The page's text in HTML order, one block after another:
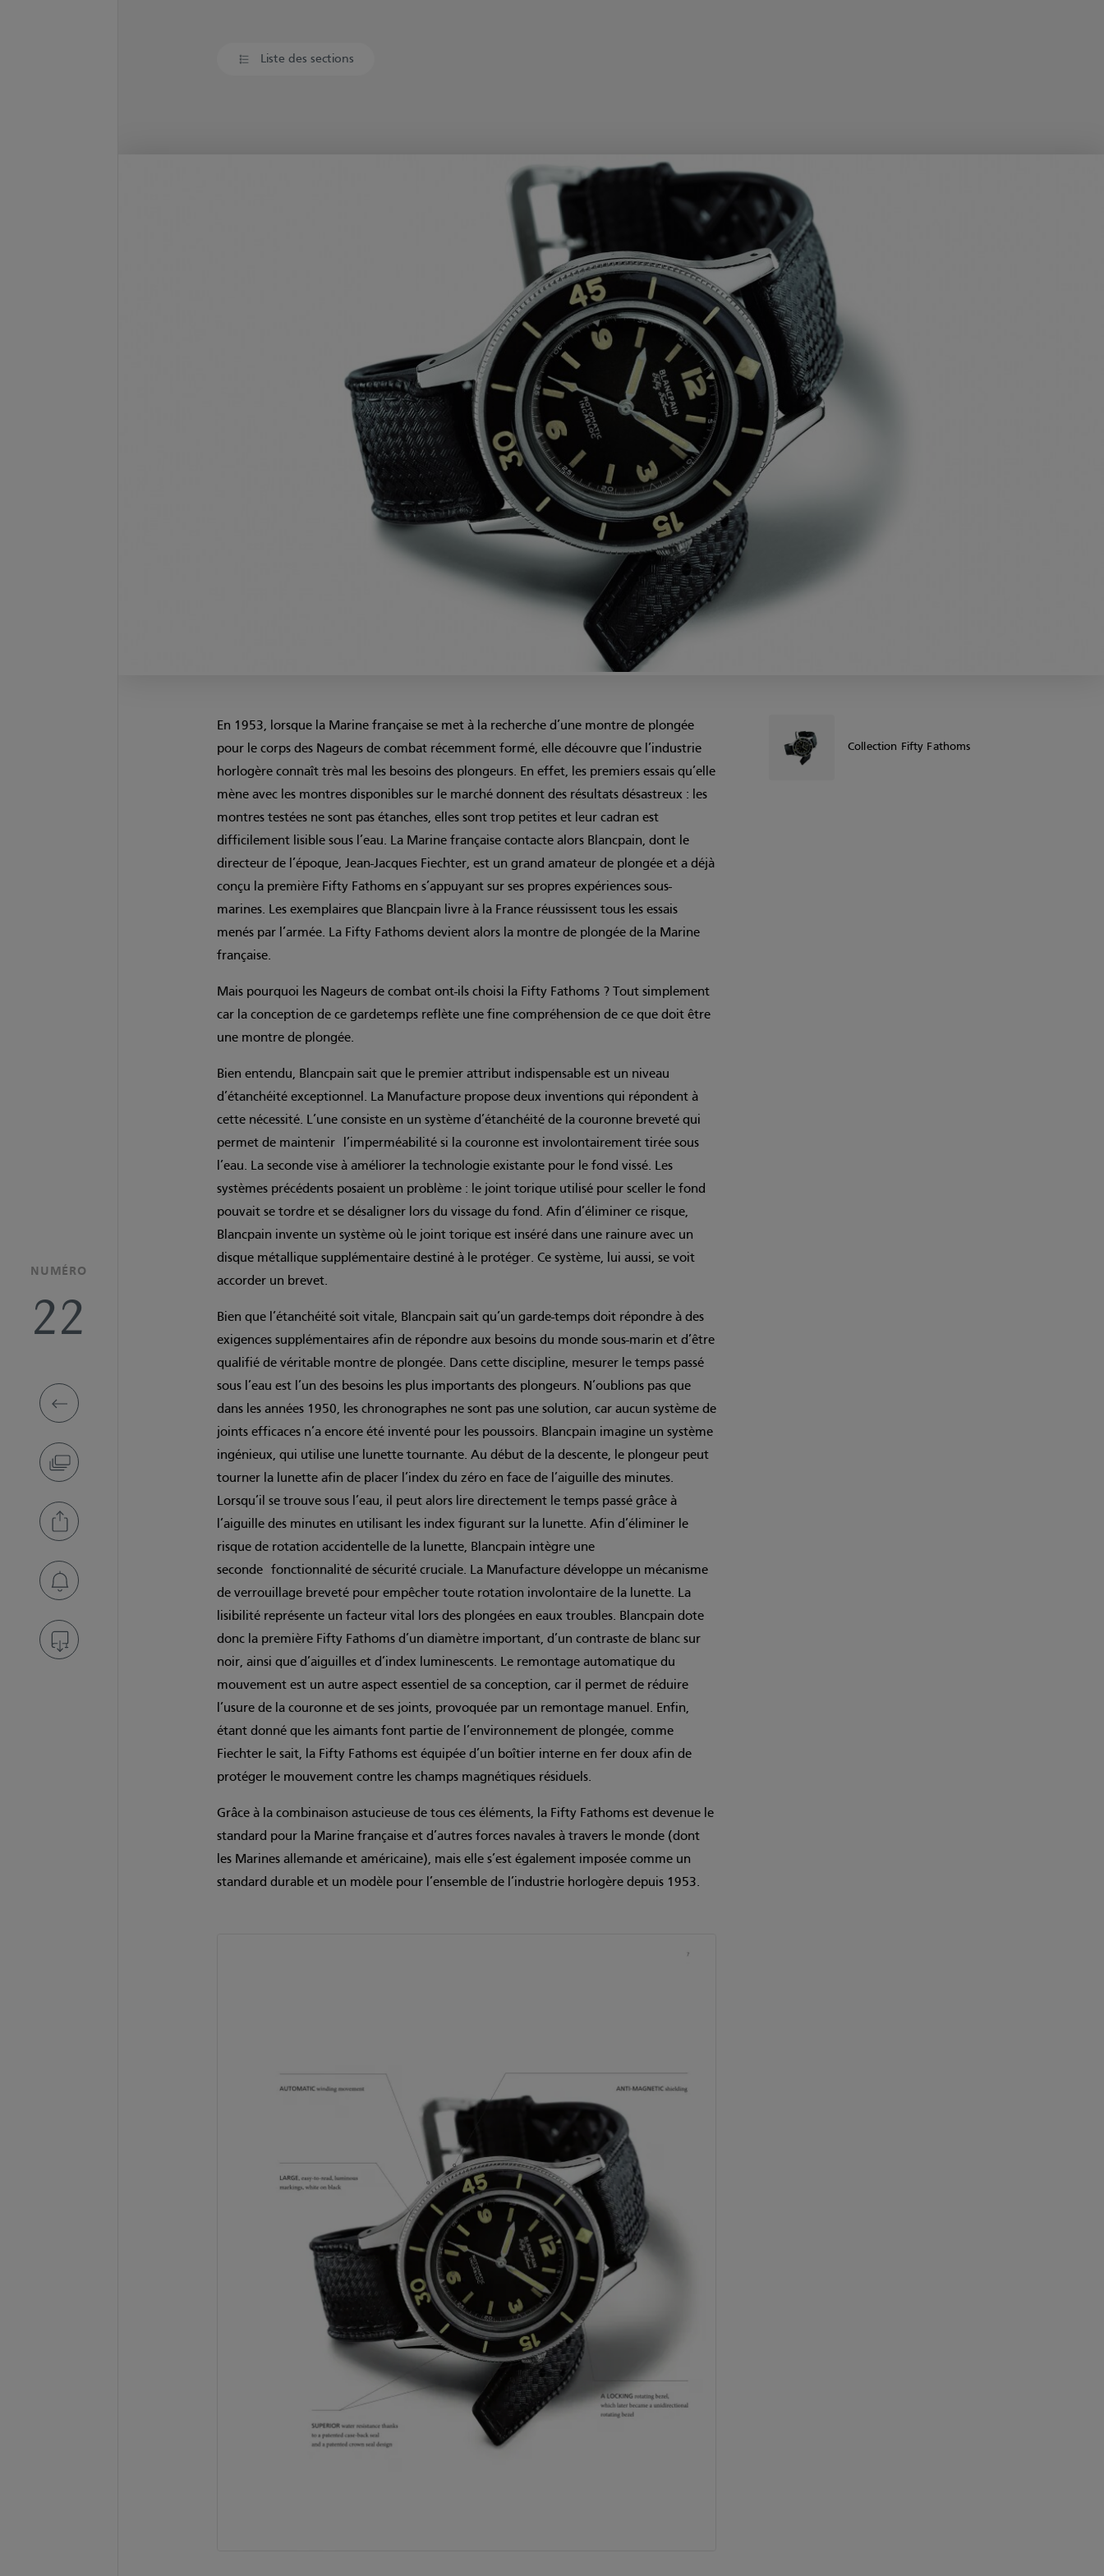
NUMÉRO
22
Liste des sections
En 1953, lorsque la Marine française se met à la recherche d’une montre de plongée
pour le corps des Nageurs de combat récemment formé, elle découvre que l’industrie
horlogère connaît très mal les besoins des plongeurs. En effet, les premiers essais qu’elle
mène avec les montres disponibles sur le marché donnent des résultats désastreux : les
montres testées ne sont pas étanches, elles sont trop petites et leur cadran est
difficilement lisible sous l’eau. La Marine française contacte alors Blancpain, dont le
directeur de l’époque, Jean-Jacques Fiechter, est un grand amateur de plongée et a déjà
conçu la première Fifty Fathoms en s’appuyant sur ses propres expériences sous-
marines. Les exemplaires que Blancpain livre à la France réussissent tous les essais
menés par l’armée. La Fifty Fathoms devient alors la montre de plongée de la Marine
française.
Mais pourquoi les Nageurs de combat ont-ils choisi la Fifty Fathoms ? Tout simplement
car la conception de ce gardetemps reflète une fine compréhension de ce que doit être
une montre de plongée.
Bien entendu, Blancpain sait que le premier attribut indispensable est un niveau
d’étanchéité exceptionnel. La Manufacture propose deux inventions qui répondent à
cette nécessité. L’une consiste en un système d’étanchéité de la couronne breveté qui
permet de maintenir l’imperméabilité si la couronne est involontairement tirée sous
l’eau. La seconde vise à améliorer la technologie existante pour le fond vissé. Les
systèmes précédents posaient un problème : le joint torique utilisé pour sceller le fond
pouvait se tordre et se désaligner lors du vissage du fond. Afin d’éliminer ce risque,
Blancpain invente un système où le joint torique est inséré dans une rainure avec un
disque métallique supplémentaire destiné à le protéger. Ce système, lui aussi, se voit
accorder un brevet.
Bien que l’étanchéité soit vitale, Blancpain sait qu’un garde-temps doit répondre à des
exigences supplémentaires afin de répondre aux besoins du monde sous-marin et d’être
qualifié de véritable montre de plongée. Dans cette discipline, mesurer le temps passé
sous l’eau est l’un des besoins les plus importants des plongeurs. N’oublions pas que
dans les années 1950, les chronographes ne sont pas une solution, car aucun système de
joints efficaces n’a encore été inventé pour les poussoirs. Blancpain imagine un système
ingénieux, qui utilise une lunette tournante. Au début de la descente, le plongeur peut
tourner la lunette afin de placer l’index du zéro en face de l’aiguille des minutes.
Lorsqu’il se trouve sous l’eau, il peut alors lire directement le temps passé grâce à
l’aiguille des minutes en utilisant les index figurant sur la lunette. Afin d’éliminer le
risque de rotation accidentelle de la lunette, Blancpain intègre une
seconde fonctionnalité de sécurité cruciale. La Manufacture développe un mécanisme
de verrouillage breveté pour empêcher toute rotation involontaire de la lunette. La
lisibilité représente un facteur vital lors des plongées en eaux troubles. Blancpain dote
donc la première Fifty Fathoms d’un diamètre important, d’un contraste de blanc sur
noir, ainsi que d’aiguilles et d’index luminescents. Le remontage automatique du
mouvement est un autre aspect essentiel de sa conception, car il permet de réduire
l’usure de la couronne et de ses joints, provoquée par un remontage manuel. Enfin,
étant donné que les aimants font partie de l’environnement de plongée, comme
Fiechter le sait, la Fifty Fathoms est équipée d’un boîtier interne en fer doux afin de
protéger le mouvement contre les champs magnétiques résiduels.
Grâce à la combinaison astucieuse de tous ces éléments, la Fifty Fathoms est devenue le
standard pour la Marine française et d’autres forces navales à travers le monde (dont
les Marines allemande et américaine), mais elle s’est également imposée comme un
standard durable et un modèle pour l’ensemble de l’industrie horlogère depuis 1953.
Collection Fifty Fathoms